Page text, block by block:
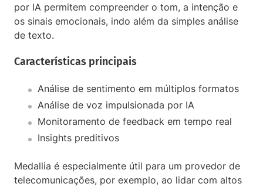
por IA permitem compreender o tom, a intenção e
os sinais emocionais, indo além da simples análise
de texto.
Características principais
Análise de sentimento em múltiplos formatos
Análise de voz impulsionada por IA
Monitoramento de feedback em tempo real
Insights preditivos
Medallia é especialmente útil para um provedor de
telecomunicações, por exemplo, ao lidar com altos